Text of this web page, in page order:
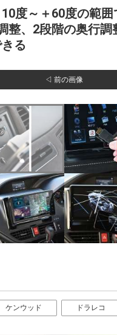
度～＋60度の範
整、2段階の奥行調
る
◁ 前の画像
ケンウッド ドラレコ